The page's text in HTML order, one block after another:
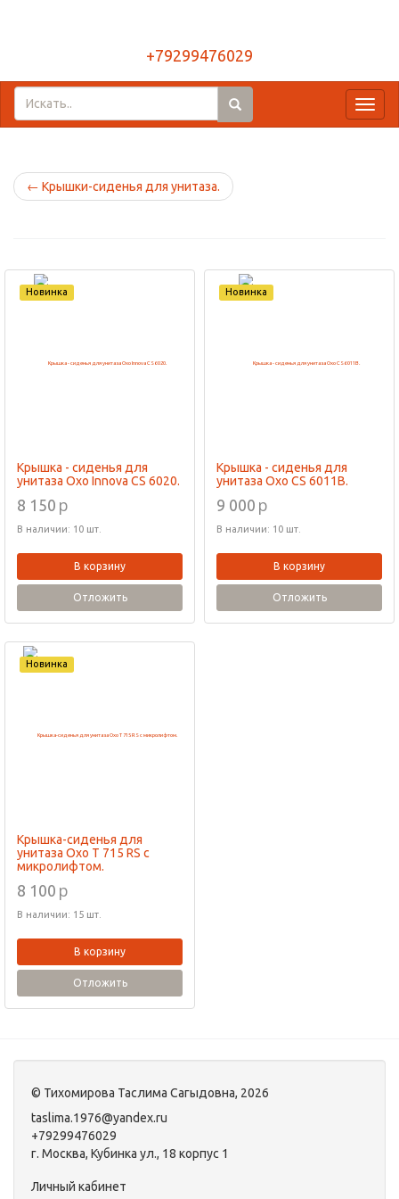
+79299476029
← Крышки-сиденья для унитаза.
Новинка
Крышка - сиденья для
унитаза Oxo Innova CS 6020.
8 150 p
В наличии: 10 шт.
В корзину
Отложить
Новинка
Крышка - сиденья для
унитаза Oxo CS 6011B.
9 000 p
В наличии: 10 шт.
В корзину
Отложить
Новинка
Крышка-сиденья для
унитаза Oxo Т 715 RS с
микролифтом.
8 100 p
В наличии: 15 шт.
В корзину
Отложить
© Тихомирова Таслима Сагыдовна, 2026
taslima.1976@yandex.ru
+79299476029
г. Москва, Кубинка ул., 18 корпус 1
Личный кабинет